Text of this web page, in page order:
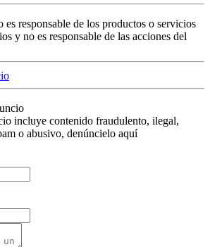
es responsable de los productos o servicios
y no es responsable de las acciones del
incluye contenido fraudulento, ilegal,
o abusivo, denúncielo aquí